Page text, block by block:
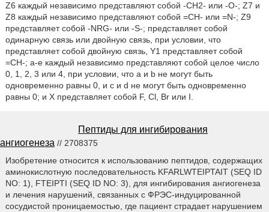
Z6 каждый независимо представляют собой -CH2- или -O-; Z7 и
Z8 каждый независимо представляют собой =CH- или =N-; Z9
представляет собой -NRG- или -S-; представляет собой
одинарную связь или двойную связь, при условии, что
представляет собой двойную связь, Y1 представляет собой
=CH-; a-e каждый независимо представляют собой целое число
0, 1, 2, 3 или 4, при условии, что a и b не могут быть
одновременно равны 0, и c и d не могут быть одновременно
равны 0; и X представляет собой F, Cl, Br или I.
Пептиды для ингибирования
ангиогенеза // 2708375
Изобретение относится к использованию пептидов, содержащих
аминокислотную последовательность KFARLWTEIPTAIT (SEQ ID
NO: 1), FTEIPTI (SEQ ID NO: 3), для ингибирования ангиогенеза
и лечения нарушений, связанных с ФРЭС-индуцированной
сосудистой проницаемостью, где пациент страдает нарушением